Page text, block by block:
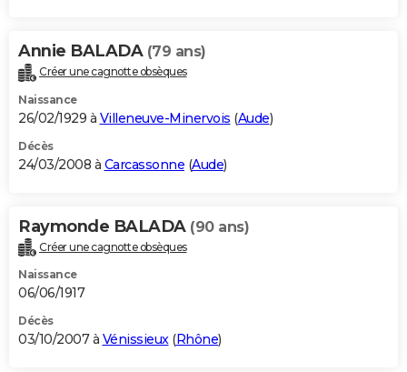
Annie BALADA (79 ans)
Créer une cagnotte obsèques
Naissance
26/02/1929 à Villeneuve-Minervois (Aude)
Décès
24/03/2008 à Carcassonne (Aude)
Raymonde BALADA (90 ans)
Créer une cagnotte obsèques
Naissance
06/06/1917
Décès
03/10/2007 à Vénissieux(Rhône)